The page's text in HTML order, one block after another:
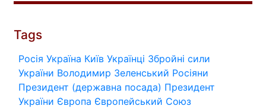
Tags
Росія Україна Київ Українці Збройні сили
України Володимир Зеленський Росіяни
Президент (державна посада) Президент
України Європа Європейський Союз